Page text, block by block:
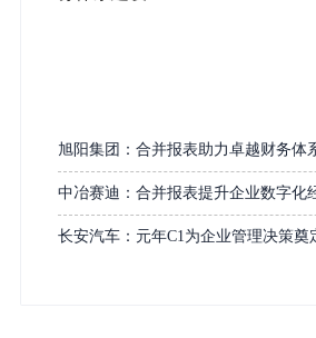
旭阳集团：合并报表助力卓越财务体
中冶赛迪：合并报表提升企业数字化
长安汽车：元年C1为企业管理决策奠